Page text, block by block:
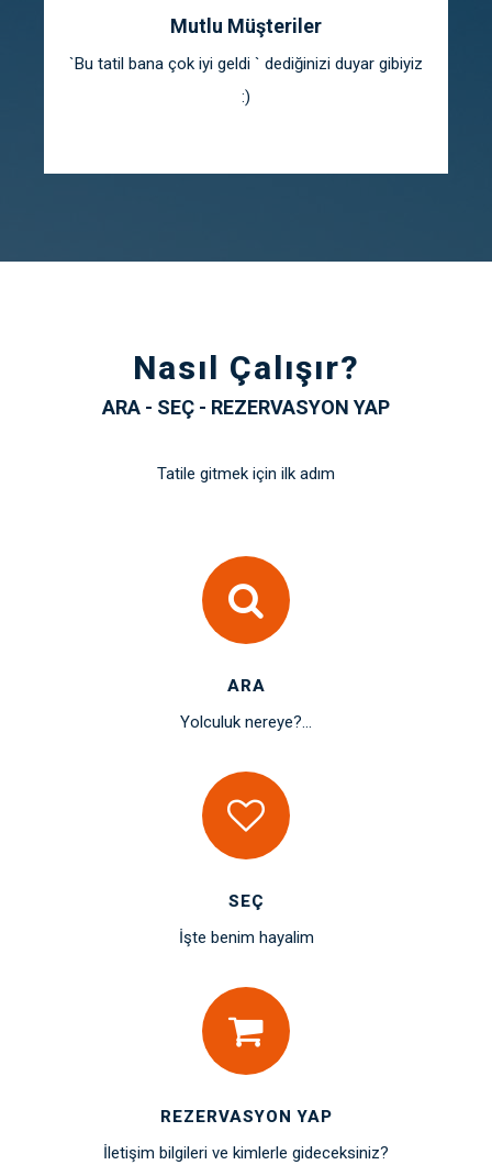
Mutlu Müşteriler
`Bu tatil bana çok iyi geldi ` dediğinizi duyar gibiyiz
:)
Nasıl Çalışır?
ARA - SEÇ - REZERVASYON YAP
Tatile gitmek için ilk adım
ARA
Yolculuk nereye?...
SEÇ
İşte benim hayalim
REZERVASYON YAP
İletişim bilgileri ve kimlerle gideceksiniz?